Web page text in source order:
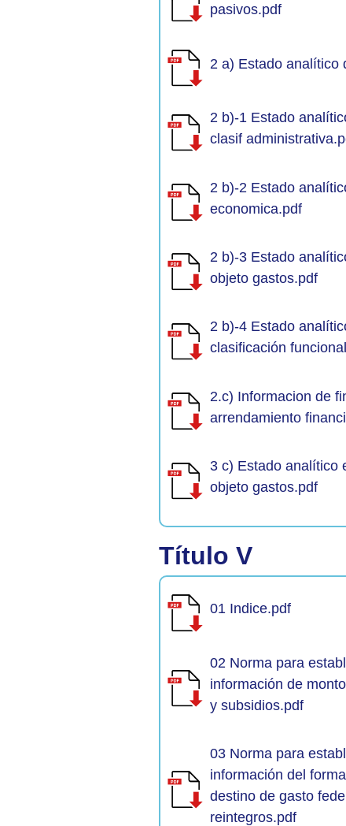
pasivos.pdf
2 a) Estado analítico
2 b)-1 Estado
clasif
2 b)-2 Estado
economica.pdf
2 b)-3 Estado
objeto gastos.pdf
2 b)-4 Estado
clasificación
2.c) Informacion de
arrendamiento
3 c) Estado analítico
objeto gastos.pdf
Título V
01 Indice.pdf
02 Norma para
información de
y subsidios.pdf
03 Norma para
información del
destino de gasto
reintegros.pdf